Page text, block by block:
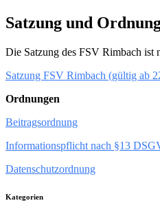
Satzung und
Die Satzung des FSV Rimbach ist
Satzung FSV Rimbach (gültig ab
Ordnungen
Beitragsordnung
Informationspflicht nach §13
Datenschutzordnung
Kategorien